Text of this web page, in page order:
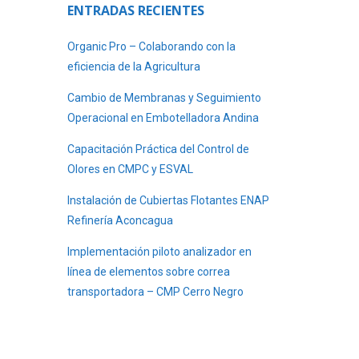
ENTRADAS RECIENTES
Organic Pro – Colaborando con la
eficiencia de la Agricultura
Cambio de Membranas y Seguimiento
Operacional en Embotelladora Andina
Capacitación Práctica del Control de
Olores en CMPC y ESVAL
Instalación de Cubiertas Flotantes ENAP
Refinería Aconcagua
Implementación piloto analizador en
línea de elementos sobre correa
transportadora – CMP Cerro Negro